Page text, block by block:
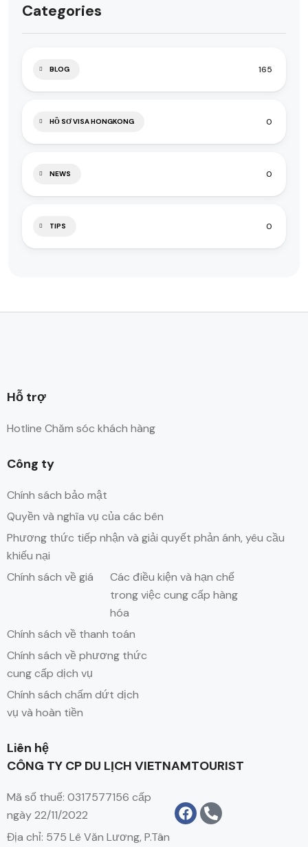
Categories
BLOG 165
HỒ SƠ VISA HONGKONG 0
NEWS 0
TIPS 0
Hỗ trợ
Hotline Chăm sóc khách hàng
Công ty
Chính sách bảo mật
Quyền và nghĩa vụ của các bên
Phương thức tiếp nhận và giải quyết phản ánh, yêu cầu
khiếu nại
Chính sách về giá
Các điều kiện và hạn chế
trong việc cung cấp hàng
hóa
Chính sách về thanh toán
Chính sách về phương thức
cung cấp dịch vụ
Chính sách chấm dứt dịch
vụ và hoàn tiền
Liên hệ
CÔNG TY CP DU LỊCH VIETNAMTOURIST
Mã số thuế: 0317577156 cấp
ngày 22/11/2022
Địa chỉ: 575 Lê Văn Lương, P.Tân